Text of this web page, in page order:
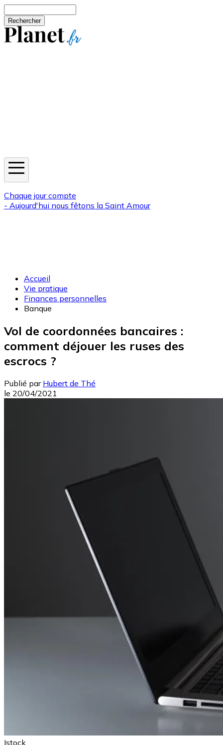
Chaque jour compte
- Aujourd'hui nous fêtons la Saint Amour
Accueil
Vie pratique
Finances personnelles
Banque
Vol de coordonnées bancaires :
comment déjouer les ruses des
escrocs ?
Publié par Hubert de Thé
le 20/04/2021
Istock